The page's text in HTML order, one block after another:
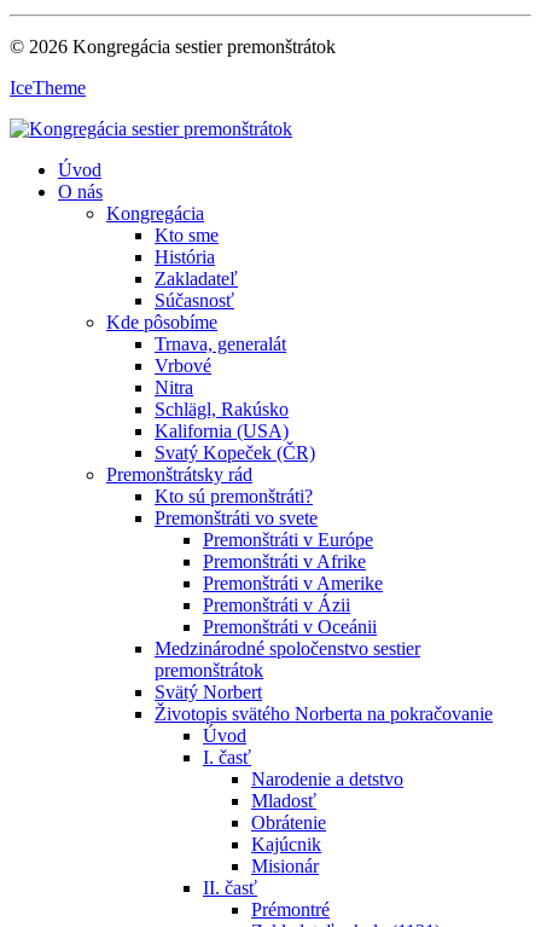
© 2026 Kongregácia sestier premonštrátok
IceTheme
Úvod
O nás
Kongregácia
Kto sme
História
Zakladateľ
Súčasnosť
Kde pôsobíme
Trnava, generalát
Vrbové
Nitra
Schlägl, Rakúsko
Kalifornia (USA)
Svatý Kopeček (ČR)
Premonštrátsky rád
Kto sú premonštráti?
Premonštráti vo svete
Premonštráti v Európe
Premonštráti v Afrike
Premonštráti v Amerike
Premonštráti v Ázii
Premonštráti v Oceánii
Medzinárodné spoločenstvo sestier
premonštrátok
Svätý Norbert
Životopis svätého Norberta na pokračovanie
Úvod
I. časť
Narodenie a detstvo
Mladosť
Obrátenie
Kajúcnik
Misionár
II. časť
Prémontré